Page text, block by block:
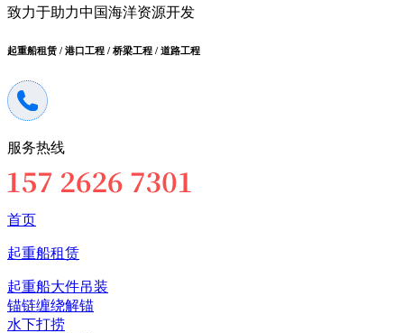
致力于助力中国海洋资源开发
起重船租赁 / 港口工程 / 桥梁工程 / 道路工程
服务热线
首页
起重船租赁
起重船大件吊装
锚链缠绕解锚
水下打捞